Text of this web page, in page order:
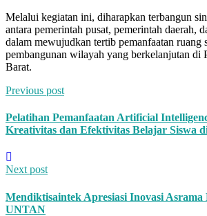
Melalui kegiatan ini, diharapkan terbangun
antara pemerintah pusat, pemerintah daerah,
dalam mewujudkan tertib pemanfaatan ruang
pembangunan wilayah yang berkelanjutan di
Barat.
Previous post
Pelatihan Pemanfaatan Artificial
Kreativitas dan Efektivitas Belajar Siswa
Next post
Mendiktisaintek Apresiasi Inovasi Asrama
UNTAN